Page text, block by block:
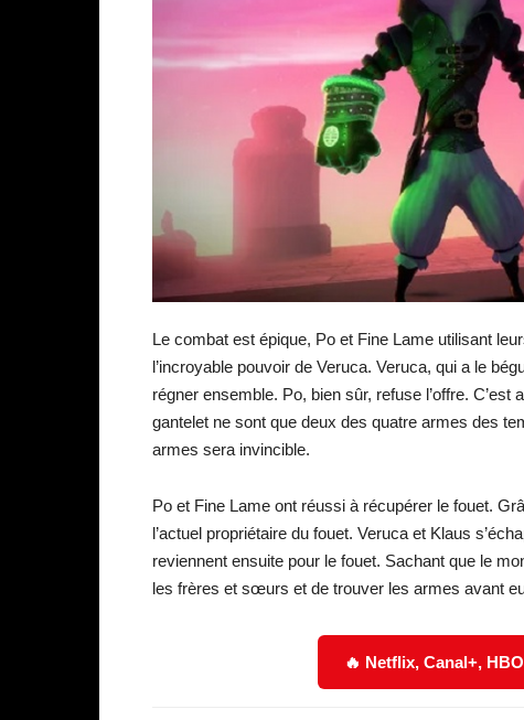
Le combat est épique, Po et Fine Lame utilisant
l’incroyable pouvoir de Veruca. Veruca, qui a le
régner ensemble. Po, bien sûr, refuse l’offre.
gantelet ne sont que deux des quatre armes des
armes sera invincible.
Po et Fine Lame ont réussi à récupérer le fouet.
l’actuel propriétaire du fouet. Veruca et Klaus
reviennent ensuite pour le fouet. Sachant que le
les frères et sœurs et de trouver les armes avant
🔥 Netflix, Canal+,